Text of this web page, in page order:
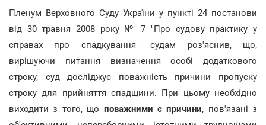
Пленум Верховного Суду України у пункті 24 постанови
від 30 травня 2008 року № 7 "Про судову практику у
справах про спадкування" судам роз'яснив, що,
вирішуючи питання визначення особі додаткового
строку, суд досліджує поважність причини пропуску
строку для прийняття спадщини. При цьому необхідно
виходити з того, що поважними є причини, пов'язані з